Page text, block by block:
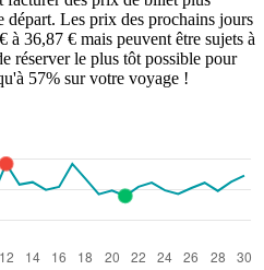
départ. Les prix des prochains jours
36,87 € mais peuvent être sujets à
réserver le plus tôt possible pour
57% sur votre voyage !